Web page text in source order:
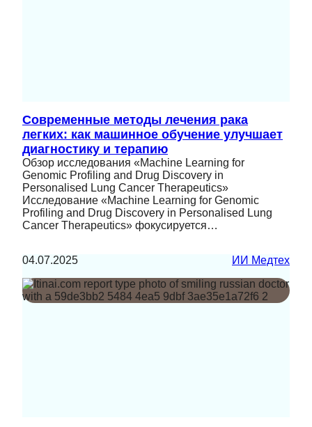
Современные методы лечения рака
легких: как машинное обучение улучшает
диагностику и терапию
Обзор исследования «Machine Learning for
Genomic Profiling and Drug Discovery in
Personalised Lung Cancer Therapeutics»
Исследование «Machine Learning for Genomic
Profiling and Drug Discovery in Personalised Lung
Cancer Therapeutics» фокусируется…
04.07.2025 ИИ Медтех